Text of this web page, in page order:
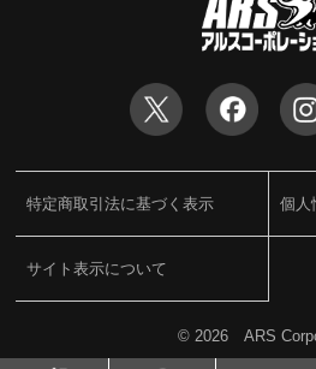
特定商取引法に基づく表示 個人
サイト表示について
© 2026 ARS